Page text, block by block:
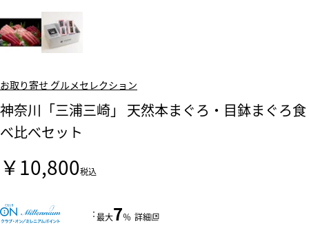
お取り寄せ グルメセレクション
神奈川「三浦三崎」 天然本まぐろ・目鉢まぐろ食
べ比べセット
￥10,800税込
：最大7％ 詳細